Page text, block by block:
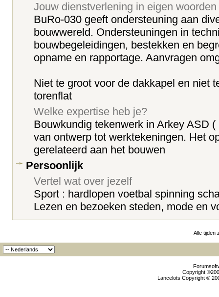
Jouw dienstverlening in eigen woorden
BuRo-030 geeft ondersteuning aan
bouwwereld. Ondersteuningen in
bouwbegeleidingen, bestekken en
opname en rapportage. Aanvragen
Niet te groot voor de dakkapel en niet
torenflat
Welke expertise heb je?
Bouwkundig tekenwerk in Arkey ASD
van ontwerp tot werktekeningen. Het
gerelateerd aan het bouwen
Persoonlijk
Vertel wat over jezelf
Sport : hardlopen voetbal spinning
Lezen en bezoeken steden, mode en
Alle tijden
Copyright
Lancelots Copyright ©